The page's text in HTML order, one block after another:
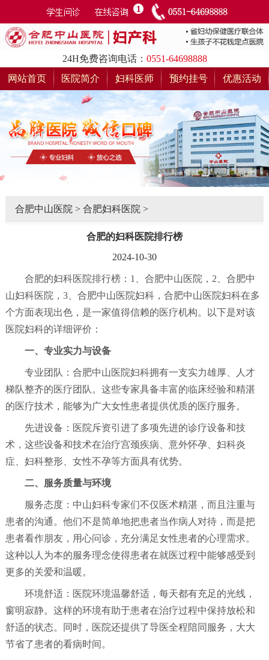
24H免费咨询电话： 0551-64698888
网站首页
医院简介 妇科医师 预约挂号 优惠活动
合肥中山医院 > 合肥妇科医院 >
合肥的妇科医院排行榜
2024-10-30
合肥的妇科医院排行榜：1、合肥中山医院，2、合肥中
山妇科医院，3、合肥中山医院妇科，合肥中山医院妇科在多
个方面表现出色，是一家值得信赖的医疗机构。以下是对该
医院妇科的详细评价：
一、专业实力与设备
专业团队：合肥中山医院妇科拥有一支实力雄厚、人才
梯队整齐的医疗团队。这些专家具备丰富的临床经验和精湛
的医疗技术，能够为广大女性患者提供优质的医疗服务。
先进设备：医院斥资引进了多项先进的诊疗设备和技
术，这些设备和技术在治疗宫颈疾病、意外怀孕、妇科炎
症、妇科整形、女性不孕等方面具有优势。
二、服务质量与环境
服务态度：中山妇科专家们不仅医术精湛，而且注重与
患者的沟通。他们不是简单地把患者当作病人对待，而是把
患者看作朋友，用心问诊，充分满足女性患者的心理需求。
这种以人为本的服务理念使得患者在就医过程中能够感受到
更多的关爱和温暖。
环境舒适：医院环境温馨舒适，每天都有充足的光线，
窗明寂静。这样的环境有助于患者在治疗过程中保持放松和
舒适的状态。同时，医院还提供了导医全程陪同服务，大大
节省了患者的看病时间。